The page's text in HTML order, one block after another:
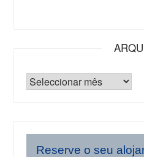
Reserve o seu